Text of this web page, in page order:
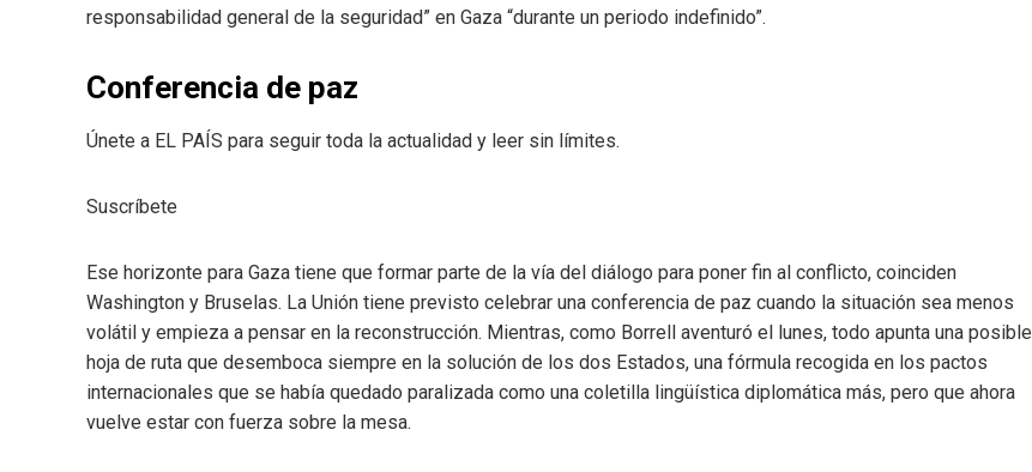
responsabilidad general de la seguridad” en Gaza “durante un periodo indefinido”.
Conferencia de paz
Únete a EL PAÍS para seguir toda la actualidad y leer sin límites.
Suscríbete
Ese horizonte para Gaza tiene que formar parte de la vía del diálogo para poner fin al conflicto, coinciden
Washington y Bruselas. La Unión tiene previsto celebrar una conferencia de paz cuando la situación sea menos
volátil y empieza a pensar en la reconstrucción. Mientras, como Borrell aventuró el lunes, todo apunta una posible
hoja de ruta que desemboca siempre en la solución de los dos Estados, una fórmula recogida en los pactos
internacionales que se había quedado paralizada como una coletilla lingüística diplomática más, pero que ahora
vuelve estar con fuerza sobre la mesa.